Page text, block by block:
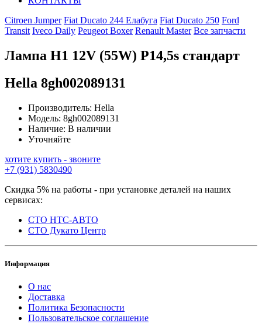
Citroen Jumper Fiat Ducato 244 Елабуга Fiat Ducato 250 Ford
Transit Iveco Daily Peugeot Boxer Renault Master Все запчасти
Лампа Н1 12V (55W) P14,5s стандарт
Hella 8gh002089131
Производитель: Hella
Модель: 8gh002089131
Наличие: В наличии
Уточняйте
хотите купить - звоните
+7 (931) 5830490
Скидка 5% на работы - при установке деталей на наших
сервисах:
СТО НТС-АВТО
СТО Дукато Центр
Информация
О нас
Доставка
Политика Безопасности
Пользовательское соглашение